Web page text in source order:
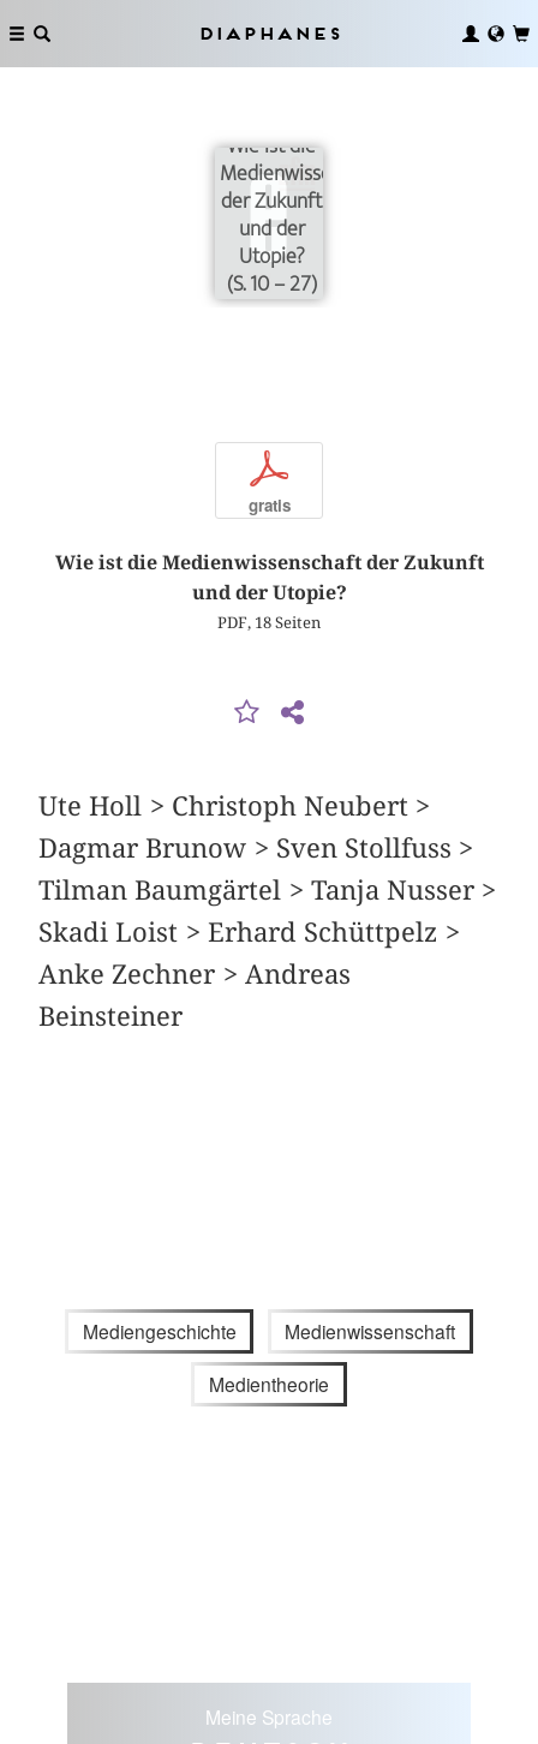
Diaphanes
Wie ist die
Medienwissenschaft
der Zukunft
und der
Utopie?
(S. 10 – 27)
p
gratis
Wie ist die Medienwissenschaft der Zukunft
und der Utopie?
PDF, 18 Seiten
Ute Holl > Christoph Neubert >
Dagmar Brunow > Sven Stollfuss >
Tilman Baumgärtel > Tanja Nusser >
Skadi Loist > Erhard Schüttpelz >
Anke Zechner > Andreas
Beinsteiner
Mediengeschichte Medienwissenschaft
Medientheorie
Meine Sprache